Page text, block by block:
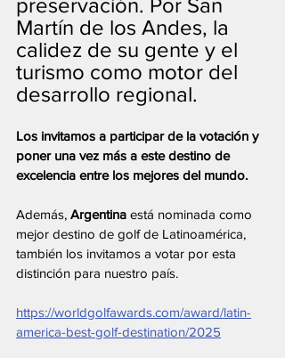
preservación. Por San
Martín de los Andes, la
calidez de su gente y el
turismo como motor del
desarrollo regional.
Los invitamos a participar de la votación y
poner una vez más a este destino de
excelencia entre los mejores del mundo.
Además, Argentina está nominada como
mejor destino de golf de Latinoamérica,
también los invitamos a votar por esta
distinción para nuestro país.
https://worldgolfawards.com/award/latin-
america-best-golf-destination/2025